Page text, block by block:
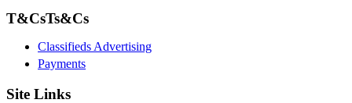
T&CsTs&Cs
Classifieds Advertising
Payments
Site Links